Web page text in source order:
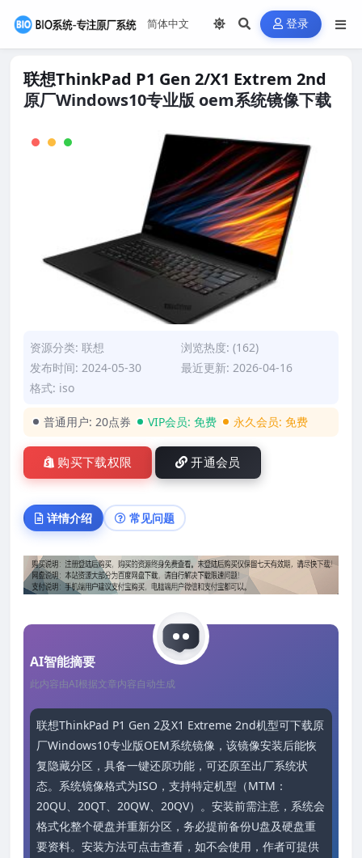
登录
联想ThinkPad P1 Gen 2/X1 Extrem 2nd
原厂Windows10专业版 oem系统镜像下载
资源分类: 联想
浏览热度: (162)
发布时间: 2024-05-30
最近更新: 2026-04-16
格式: iso
普通用户: 20点券 VIP会员: 免费 永久会员: 免费
购买下载权限 开通会员
详情介绍 常见问题
AI智能摘要
此内容由AI根据文章内容自动生成
联想ThinkPad P1 Gen 2及X1 Extreme 2nd机型可下载原
厂Windows10专业版OEM系统镜像，该镜像安装后能恢
复隐藏分区，具备一键还原功能，可还原至出厂系统状
态。系统镜像格式为ISO，支持特定机型（MTM：
20QU、20QT、20QW、20QV）。安装前需注意，系统会
格式化整个硬盘并重新分区，务必提前备份U盘及硬盘重
要资料。安装方法可点击查看，如不会使用，作者可提供